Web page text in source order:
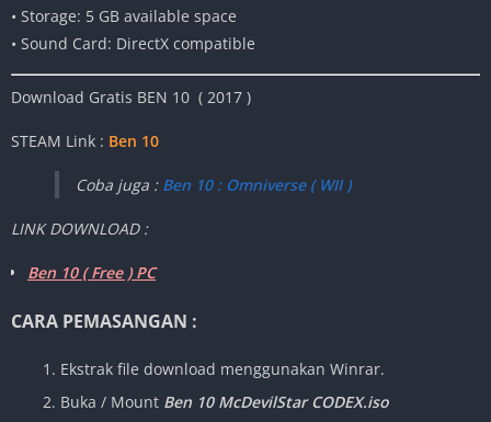
• Storage: 5 GB available space
• Sound Card: DirectX compatible
Download Gratis BEN 10 ( 2017 )
STEAM Link : Ben 10
Coba juga : Ben 10 : Omniverse ( WII )
LINK DOWNLOAD :
Ben 10 ( Free ) PC
CARA PEMASANGAN :
Ekstrak file download menggunakan Winrar.
Buka / Mount Ben 10 McDevilStar CODEX.iso